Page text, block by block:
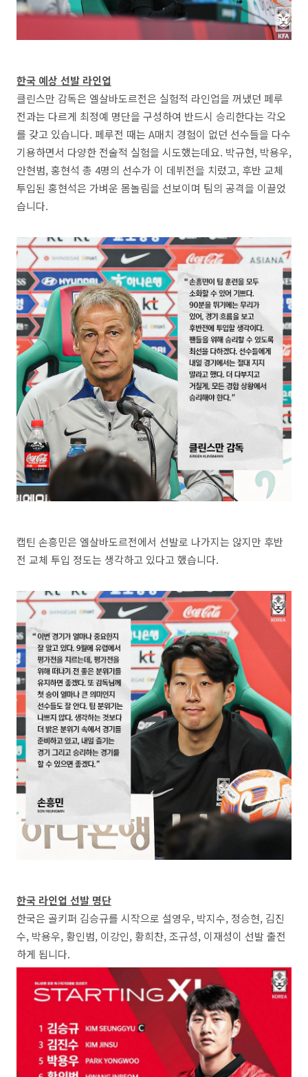
한국 예상 선발 라인업
클린스만 감독은 엘살바도르전은 실험적 라인업을 꺼냈던 페루
전과는 다르게 최정예 명단을 구성하여 반드시 승리한다는 각오
를 갖고 있습니다. 페루전 때는 A매치 경험이 없던 선수들을 다수
기용하면서 다양한 전술적 실험을 시도했는데요. 박규현, 박용우,
안현범, 홍현석 총 4명의 선수가 이 데뷔전을 치렀고, 후반 교체
투입된 홍현석은 가벼운 몸놀림을 선보이며 팀의 공격을 이끌었
습니다.
캡틴 손흥민은 엘살바도르전에서 선발로 나가지는 않지만 후반
전 교체 투입 정도는 생각하고 있다고 했습니다.
한국 라인업 선발 명단
한국은 골키퍼 김승규를 시작으로 설영우, 박지수, 정승현, 김진
수, 박용우, 황인범, 이강인, 황희찬, 조규성, 이재성이 선발 출전
하게 됩니다.